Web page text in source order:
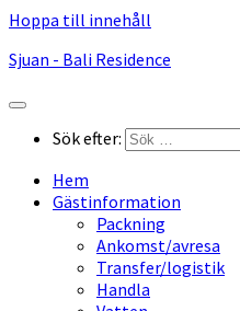
Hoppa till innehåll
Sjuan - Bali Residence
Sök efter:
Hem
Gästinformation
Packning
Ankomst/avresa
Transfer/logistik
Handla